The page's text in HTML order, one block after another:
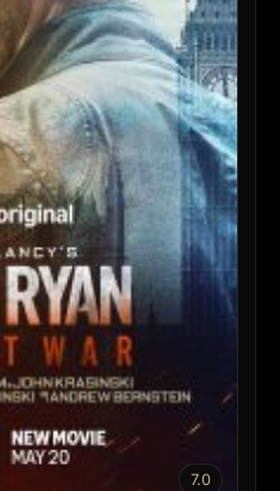
7.0